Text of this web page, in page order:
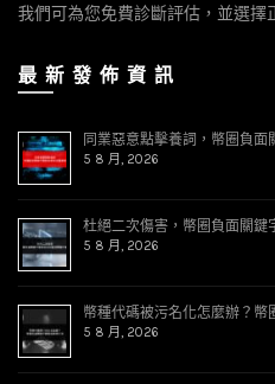
我們可為您免費診斷評估，並選擇
最 新 發 佈 資 訊
同業惡意點擊養詞，幣圈負
5 8 月, 2026
杜絕二次傷害，幣圈負面關鍵
5 8 月, 2026
幣種代碼被污名化怎麼辦？
5 8 月, 2026